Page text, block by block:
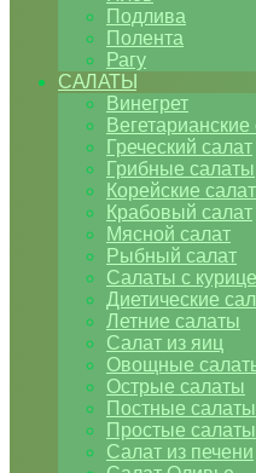
Подлива
Полента
Рагу
САЛАТЫ
Винегрет
Греческий салат
Грибные салаты
Корейские
Крабовый салат
Мясной салат
Рыбный салат
Салаты с
Диетические
Летние салаты
Салат из яиц
Овощные
Острые салаты
Постные салаты
Простые салаты
Салат из печени